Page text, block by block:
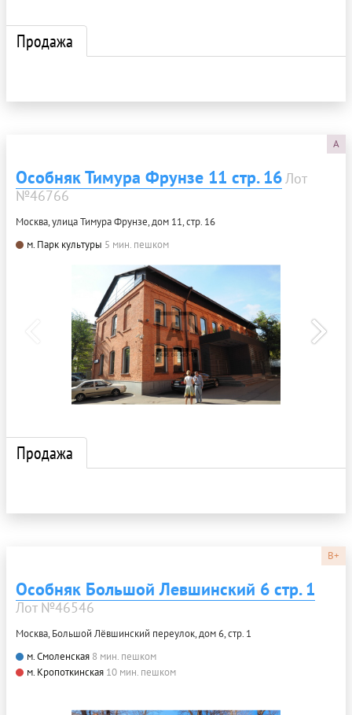
Продажа
A
Особняк Тимура Фрунзе 11 стр. 16Лот
№46766
Москва, улица Тимура Фрунзе, дом 11, стр. 16
м. Парк культуры 5 мин. пешком
Продажа
B+
Особняк Большой Левшинский 6 стр. 1
Лот №46546
Москва, Большой Лёвшинский переулок, дом 6, стр. 1
м. Смоленская 8 мин. пешком
м. Кропоткинская 10 мин. пешком